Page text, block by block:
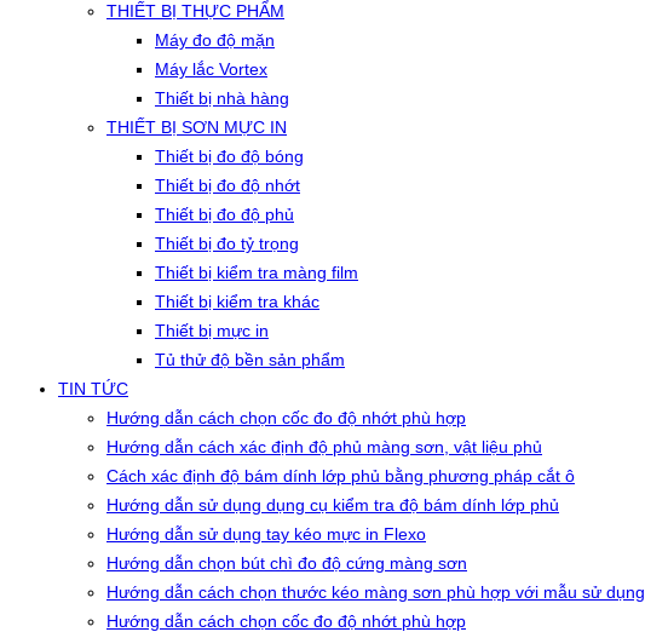
THIẾT BỊ THỰC PHẨM
Máy đo độ mặn
Máy lắc Vortex
Thiết bị nhà hàng
THIẾT BỊ SƠN MỰC IN
Thiết bị đo độ bóng
Thiết bị đo độ nhớt
Thiết bị đo độ phủ
Thiết bị đo tỷ trọng
Thiết bị kiểm tra màng film
Thiết bị kiểm tra khác
Thiết bị mực in
Tủ thử độ bền sản phẩm
TIN TỨC
Hướng dẫn cách chọn cốc đo độ nhớt phù hợp
Hướng dẫn cách xác định độ phủ màng sơn, vật liệu phủ
Cách xác định độ bám dính lớp phủ bằng phương pháp cắt ô
Hướng dẫn sử dụng dụng cụ kiểm tra độ bám dính lớp phủ
Hướng dẫn sử dụng tay kéo mực in Flexo
Hướng dẫn chọn bút chì đo độ cứng màng sơn
Hướng dẫn cách chọn thước kéo màng sơn phù hợp với mẫu sử dụng
Hướng dẫn cách chọn cốc đo độ nhớt phù hợp